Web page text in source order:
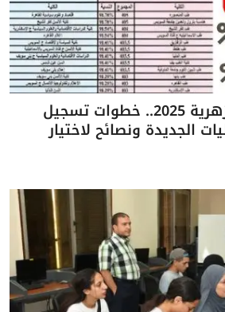
تنسيق الثانوية الأزهرية 2025.. خطوات تسجيل
الجديدة ونصائح لاختيار